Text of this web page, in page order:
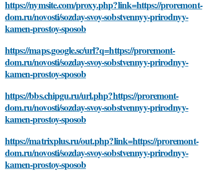
https://nymsite.com/proxy.php?link=https://proremont-
dom.ru/novosti/sozday-svoy-sobstvennyy-prirodnyy-
kamen-prostoy-sposob
https://maps.google.sc/url?q=https://proremont-
dom.ru/novosti/sozday-svoy-sobstvennyy-prirodnyy-
kamen-prostoy-sposob
https://bbs.chipgu.ru/url.php?https://proremont-
dom.ru/novosti/sozday-svoy-sobstvennyy-prirodnyy-
kamen-prostoy-sposob
https://matrixplus.ru/out.php?link=https://proremont-
dom.ru/novosti/sozday-svoy-sobstvennyy-prirodnyy-
kamen-prostoy-sposob